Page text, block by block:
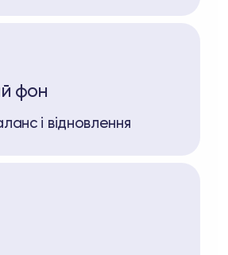
фон
і відновлення